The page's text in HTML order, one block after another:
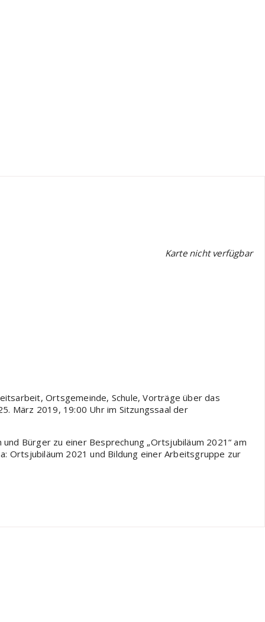
Karte nicht verfügbar
Ortsgemeinde, Schule, Vorträge über das
März 2019, 19:00 Uhr im Sitzungssaal der
Bürger zu einer Besprechung „Ortsjubiläum 2021“ am
Ortsjubiläum 2021 und Bildung einer Arbeitsgruppe zur